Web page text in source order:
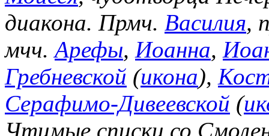
диакона. Прмч. Василия,
мчч.Арефы, Иоанна,
Гребневской (икона),
Серафимо-Дивеевской (
Чтимые списки со